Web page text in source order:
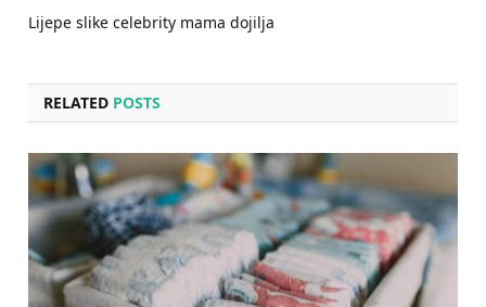
Lijepe slike celebrity mama dojilja
RELATED POSTS